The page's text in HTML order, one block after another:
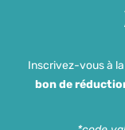
Inscrivez-vous à
bon de